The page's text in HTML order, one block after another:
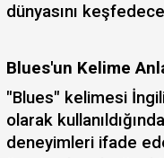
dünyasını
Blues'un Kelime
"Blues" kelimesi
olarak
deneyimleri ifade